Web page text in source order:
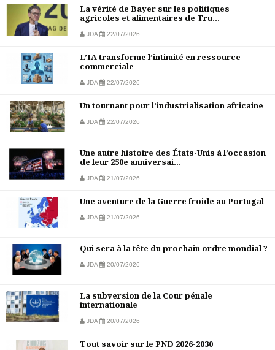
La vérité de Bayer sur les politiques
agricoles et alimentaires de Tru...
JDA 22/07/2026
L’IA transforme l’intimité en ressource
commerciale
JDA 22/07/2026
Un tournant pour l’industrialisation africaine
JDA 22/07/2026
Une autre histoire des États-Unis à l’occasion
de leur 250e anniversai...
JDA 21/07/2026
Une aventure de la Guerre froide au Portugal
JDA 21/07/2026
Qui sera à la tête du prochain ordre mondial ?
JDA 20/07/2026
La subversion de la Cour pénale
internationale
JDA 20/07/2026
Tout savoir sur le PND 2026-2030